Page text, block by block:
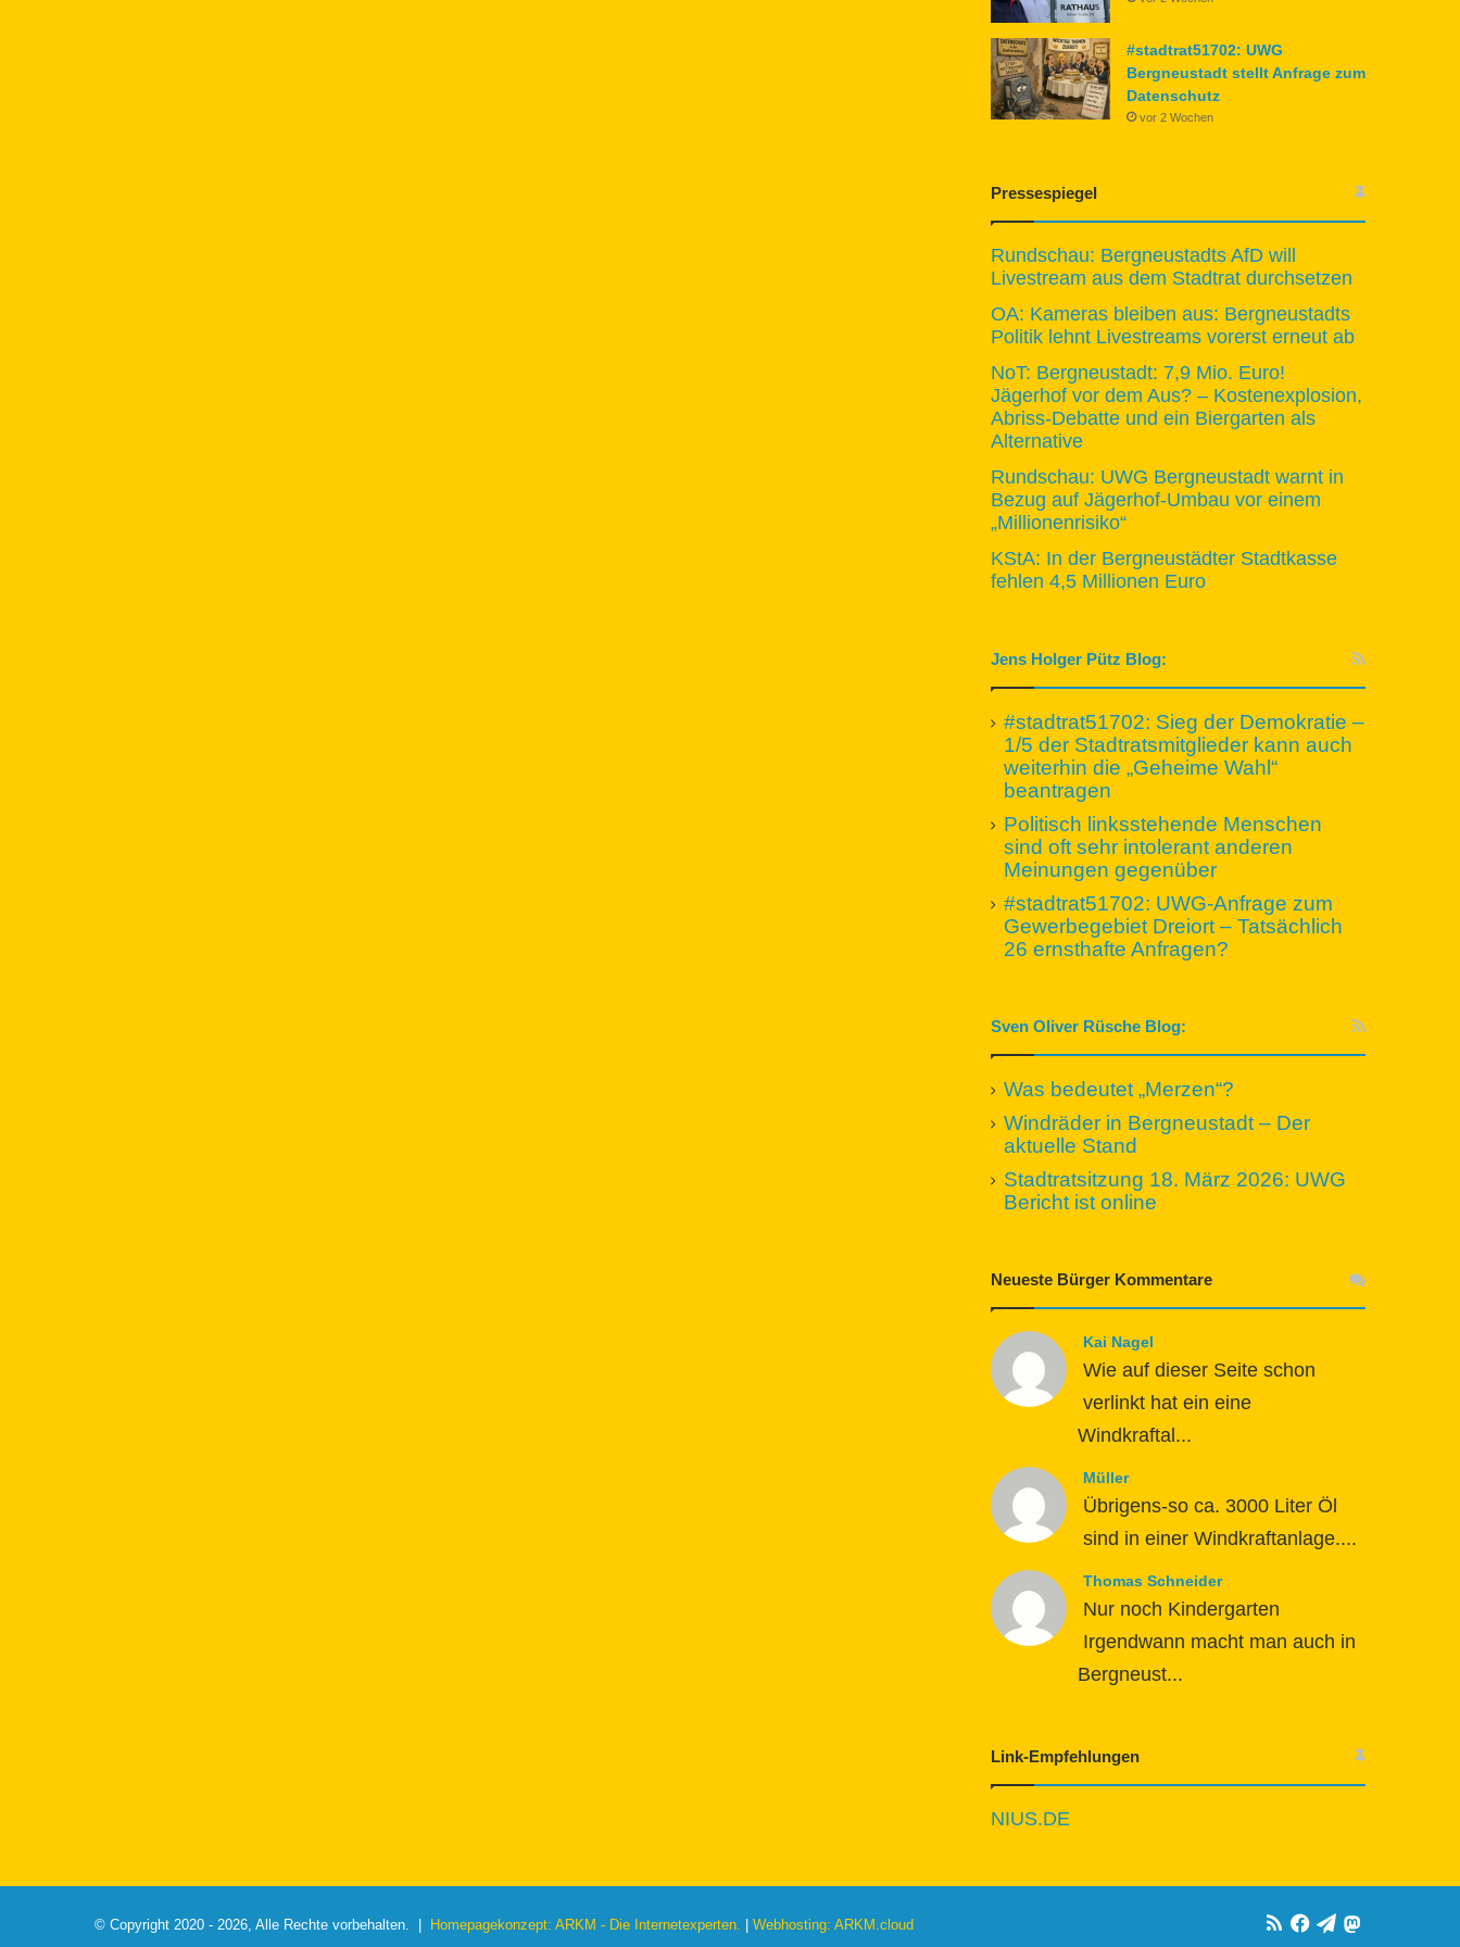
#stadtrat51702: UWG
Bergneustadt stellt Anfrage zum
Datenschutz
vor 2 Wochen
Pressespiegel
Rundschau: Bergneustadts AfD will
Livestream aus dem Stadtrat durchsetzen
OA: Kameras bleiben aus: Bergneustadts
Politik lehnt Livestreams vorerst erneut ab
NoT: Bergneustadt: 7,9 Mio. Euro!
Jägerhof vor dem Aus? – Kostenexplosion,
Abriss-Debatte und ein Biergarten als
Alternative
Rundschau: UWG Bergneustadt warnt in
Bezug auf Jägerhof-Umbau vor einem
„Millionenrisiko“
KStA: In der Bergneustädter Stadtkasse
fehlen 4,5 Millionen Euro
Jens Holger Pütz Blog:
#stadtrat51702: Sieg der Demokratie –
1/5 der Stadtratsmitglieder kann auch
weiterhin die „Geheime Wahl“
beantragen
Politisch linksstehende Menschen
sind oft sehr intolerant anderen
Meinungen gegenüber
#stadtrat51702: UWG-Anfrage zum
Gewerbegebiet Dreiort – Tatsächlich
26 ernsthafte Anfragen?
Sven Oliver Rüsche Blog:
Was bedeutet „Merzen“?
Windräder in Bergneustadt – Der
aktuelle Stand
Stadtratsitzung 18. März 2026: UWG
Bericht ist online
Neueste Bürger Kommentare
Kai Nagel
Wie auf dieser Seite schon
verlinkt hat ein eine
Windkraftal...
Müller
Übrigens-so ca. 3000 Liter Öl
sind in einer Windkraftanlage....
Thomas Schneider
Nur noch Kindergarten
Irgendwann macht man auch in
Bergneust...
Link-Empfehlungen
NIUS.DE
© Copyright 2020 - 2026, Alle Rechte vorbehalten. | Homepagekonzept: ARKM - Die Internetexperten. Webhosting: ARKM.cloud RSSFacebook
Telegram